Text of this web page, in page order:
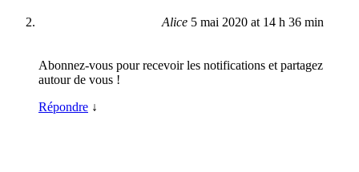
Alice 5 mai 2020 at 14 h 36 min
Abonnez-vous pour recevoir les notifications et partagez
autour de vous !
Répondre ↓